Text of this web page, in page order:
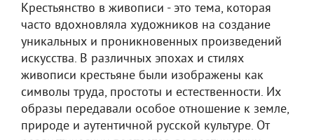
Крестьянство в живописи - это тема, которая
часто вдохновляла художников на создание
уникальных и проникновенных произведений
искусства. В различных эпохах и стилях
живописи крестьяне были изображены как
символы труда, простоты и естественности. Их
образы передавали особое отношение к земле,
природе и аутентичной русской культуре. От